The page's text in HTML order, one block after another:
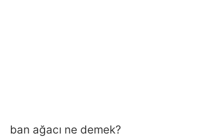
ban ağacı ne demek?